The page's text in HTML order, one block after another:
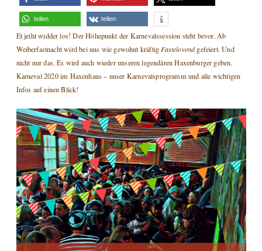
teilen teilen
Et jeiht widder los! Der Höhepunkt der Karnevalssession steht bevor. Ab
Weiberfastnacht wird bei uns wie gewohnt kräftig Fastelovendgefeiert. Und
nicht nur das. Es wird auch wieder unseren legendären Haxenburger geben.
Karneval 2020 im Haxenhaus – unser Karnevalsprogramm und alle wichtigen
Infos auf einen Blick!